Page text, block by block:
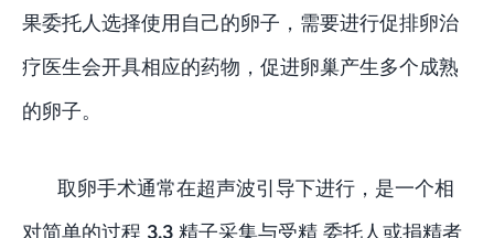
果委托人选择使用自己的卵子，需要进行促排卵治
疗医生会开具相应的药物，促进卵巢产生多个成熟
的卵子。
取卵手术通常在超声波引导下进行，是一个相
对简单的过程 3.3 精子采集与受精 委托人或捐精者